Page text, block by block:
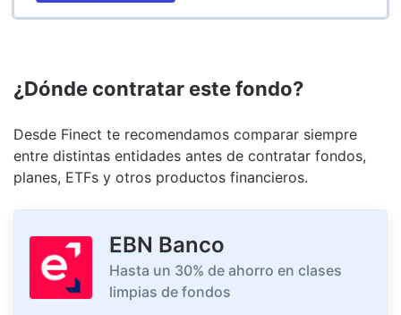
¿Dónde contratar este fondo?
Desde Finect te recomendamos comparar siempre
entre distintas entidades antes de contratar fondos,
planes, ETFs y otros productos financieros.
EBN Banco
Hasta un 30% de ahorro en clases
limpias de fondos